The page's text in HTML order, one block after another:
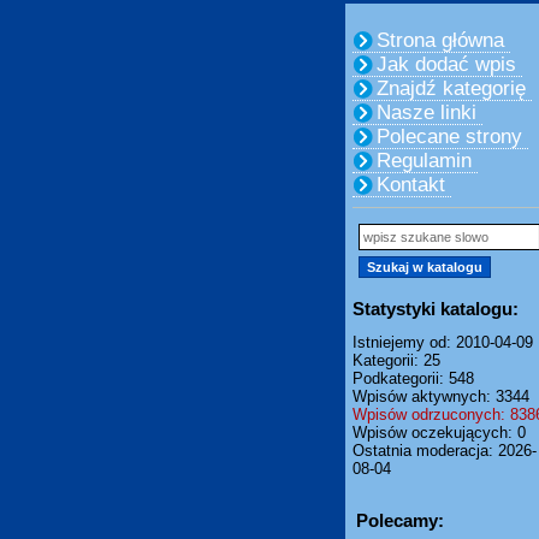
Strona główna
Jak dodać wpis
Znajdź kategorię
Nasze linki
Polecane strony
Regulamin
Kontakt
Statystyki katalogu:
Istniejemy od: 2010-04-09
Kategorii: 25
Podkategorii: 548
Wpisów aktywnych: 3344
Wpisów odrzuconych:
Wpisów oczekujących: 0
Ostatnia moderacja: 2026-
08-04
Polecamy: